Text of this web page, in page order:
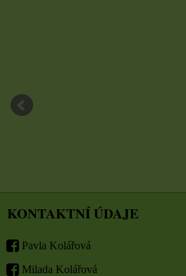
KONTAKTNÍ ÚDAJE
Pavla Kolářová
Milada Kolářová